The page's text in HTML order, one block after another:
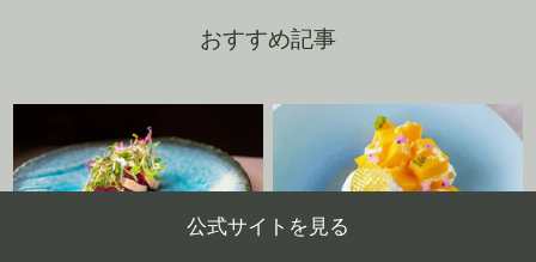
おすすめ記事
公式サイトを見る